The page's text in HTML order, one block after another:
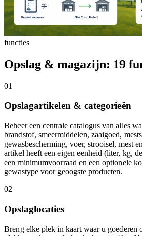
functies
Opslag & magazijn: 19
01
Opslagartikelen & categorieën
Beheer een centrale catalogus van alles
brandstof, smeermiddelen, zaaigoed,
gewasbescherming, voer, strooisel, mest
artikel heeft een eigen eenheid (liter, kg,
een minimumvoorraad en een optionele
gewastype voor geoogste producten.
02
Opslaglocaties
Breng elke plek in kaart waar u goederen